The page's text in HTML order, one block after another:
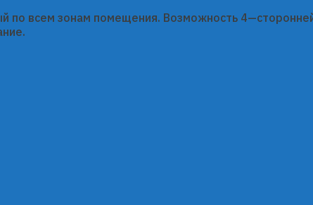
всем зонам помещения. Возможность